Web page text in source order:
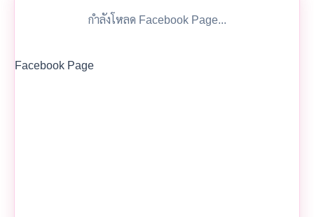
กำลังโหลด Facebook Page...